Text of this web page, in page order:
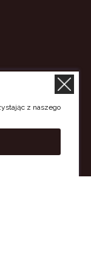
z naszego